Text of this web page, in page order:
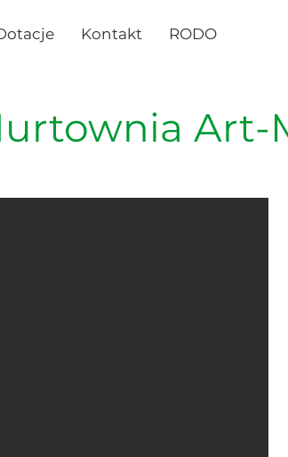
Dotacje More
Kontakt RODO
Art-